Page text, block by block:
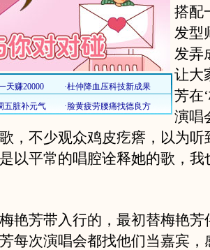
搭配
发型
发弄
让大
芳在
演唱
，不少观众鸡皮疙瘩，以为听
以平常的唱腔诠释她的歌，我
芳带入行的，最初替梅艳芳
每次演唱会都找他们当嘉宾，